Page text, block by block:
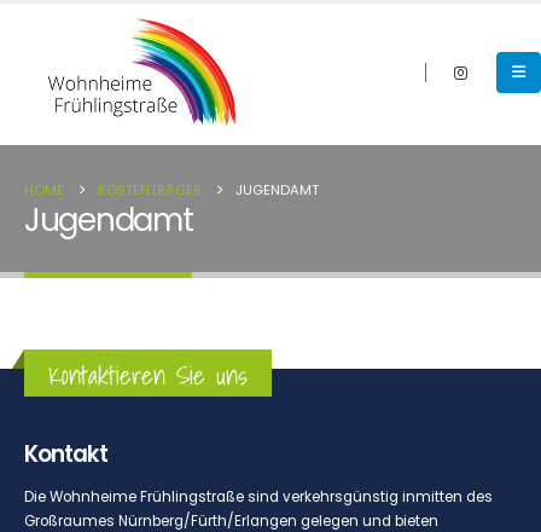
HOME KOSTENTRÄGER JUGENDAMT
Jugendamt
Kontaktieren Sie uns
Kontakt
Die Wohnheime Frühlingstraße sind verkehrsgünstig inmitten des
Großraumes Nürnberg/Fürth/Erlangen gelegen und bieten